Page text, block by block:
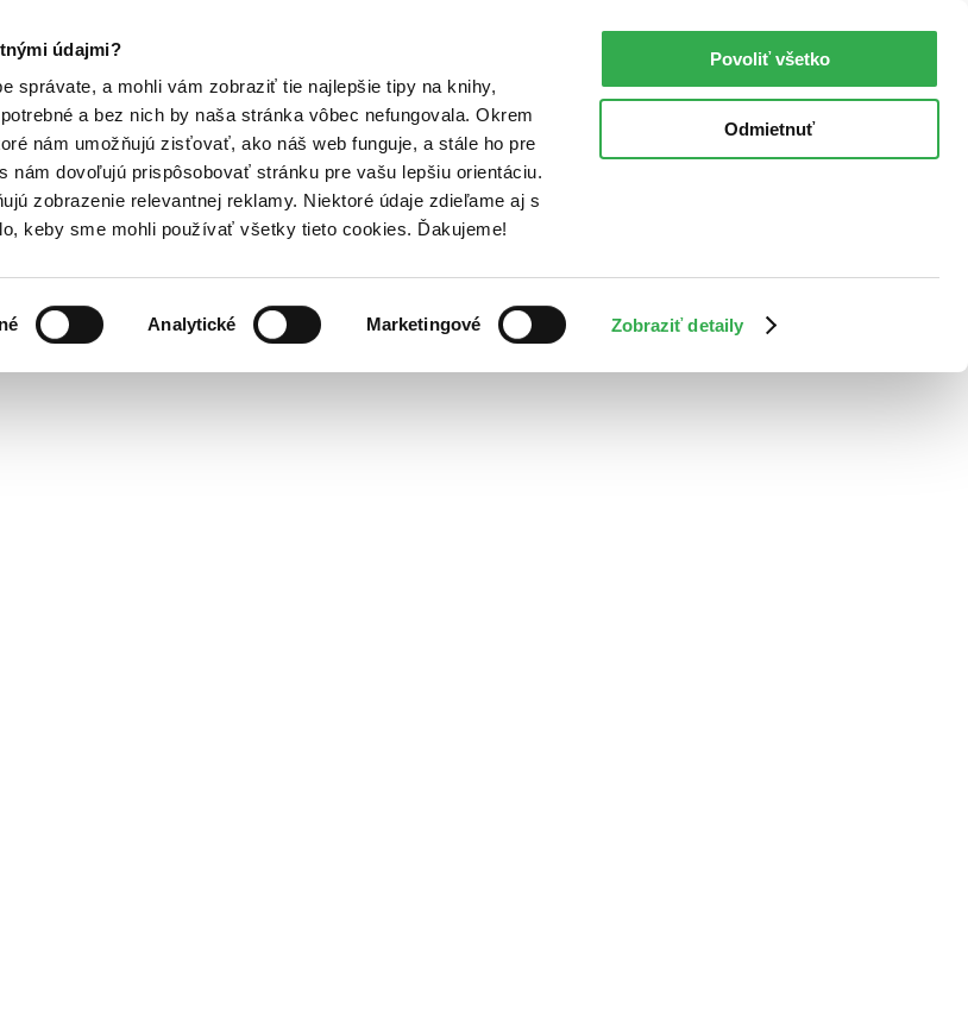
údajmi?
správate, a mohli vám zobraziť tie najlepšie tipy na knihy,
a bez nich by naša stránka vôbec nefungovala. Okrem
nám umožňujú zisťovať, ako náš web funguje, a stále ho pre
nám dovoľujú prispôsobovať stránku pre vašu lepšiu orientáciu.
zobrazenie relevantnej reklamy. Niektoré údaje zdieľame aj s
keby sme mohli používať všetky tieto cookies. Ďakujeme!
Analytické Marketingové Zobraziť detaily
Povoliť všetko
Odmietnuť